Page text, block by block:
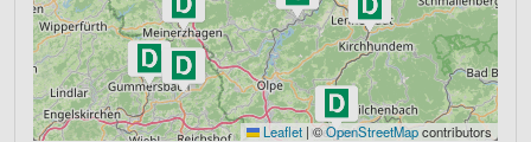
Leaflet |©OpenStreetMapcontributors